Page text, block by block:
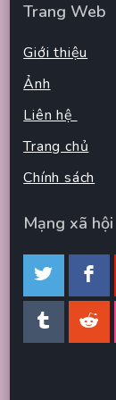
Trang Web
Giới thiệu
Ảnh
Liên hệ
Trang chủ
Chính sách
Mạng xã hội